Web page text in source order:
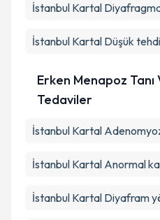
İstanbul Kartal
İstanbul Kartal Düşük
Erken Menapoz
Tedaviler
İstanbul Kartal
İstanbul Kartal Anormal
İstanbul Kartal Diyafram